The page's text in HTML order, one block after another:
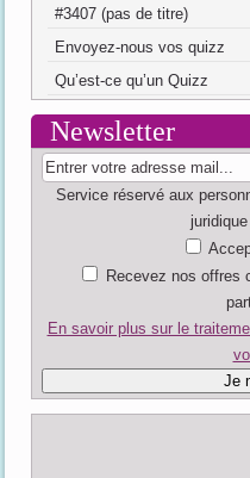
#3407 (pas de titre)
Envoyez-nous vos quizz
Qu’est-ce qu’un Quizz
Newsletter
Service réservé aux
Recevez nos offres
En savoir plus sur le